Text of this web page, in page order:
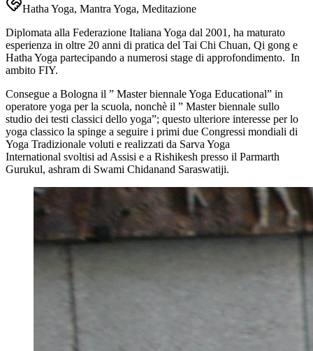
Hatha Yoga, Mantra Yoga, Meditazione
Diplomata alla Federazione Italiana Yoga dal 2001, ha maturato
esperienza in oltre 20 anni di pratica del Tai Chi Chuan, Qi gong e
Hatha Yoga partecipando a numerosi stage di approfondimento. In
ambito FIY.
Consegue a Bologna il ” Master biennale Yoga Educational” in
operatore yoga per la scuola, nonchè il ” Master biennale sullo
studio dei testi classici dello yoga”; questo ulteriore interesse per lo
yoga classico la spinge a seguire i primi due Congressi mondiali di
Yoga Tradizionale voluti e realizzati da Sarva Yoga
International svoltisi ad Assisi e a Rishikesh presso il Parmarth
Gurukul, ashram di Swami Chidanand Saraswatiji.